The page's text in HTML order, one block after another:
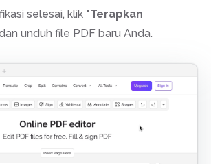
selesai, klik "Terapkan
unduh file PDF baru Anda.